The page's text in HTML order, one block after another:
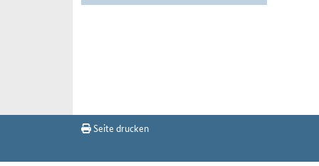
Seite drucken